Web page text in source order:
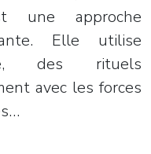
une approche
Elle utilise
des rituels
avec les forces